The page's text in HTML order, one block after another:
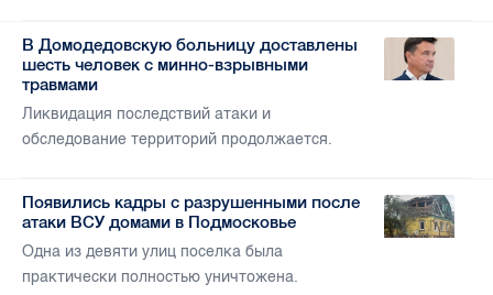
В Домодедовскую больницу доставлены
шесть человек с минно-взрывными
травмами
Ликвидация последствий атаки и
обследование территорий продолжается.
Появились кадры с разрушенными после
атаки ВСУ домами в Подмосковье
Одна из девяти улиц поселка была
практически полностью уничтожена.